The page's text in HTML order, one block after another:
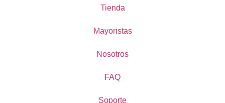
Tienda
Mayoristas
Nosotros
FAQ
Soporte